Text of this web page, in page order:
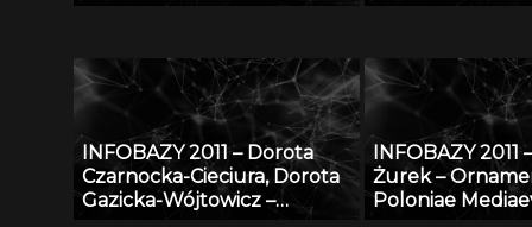
naukowego ITB nauce i
gospodarce
INFOBAZY 2011 – Dorota
Czarnocka-Cieciura, Dorota
Gazicka-Wójtowicz –
INFOBAZY 2011
Żurek –
Poloniae